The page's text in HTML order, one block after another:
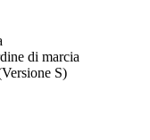
di marcia
S)